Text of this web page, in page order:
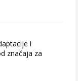
i
značaja za